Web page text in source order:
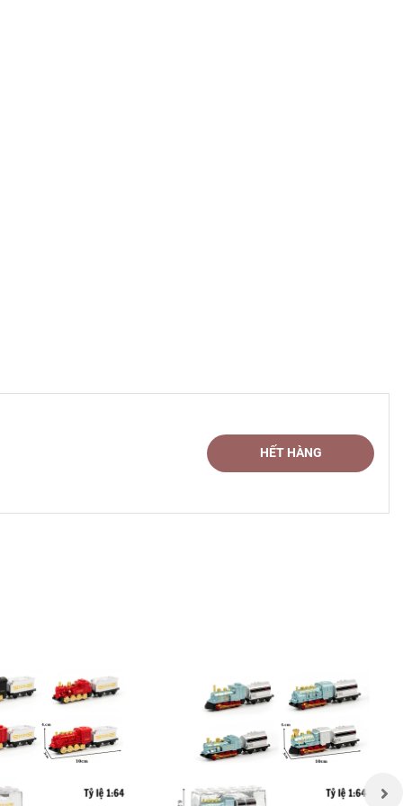
HẾT HÀNG